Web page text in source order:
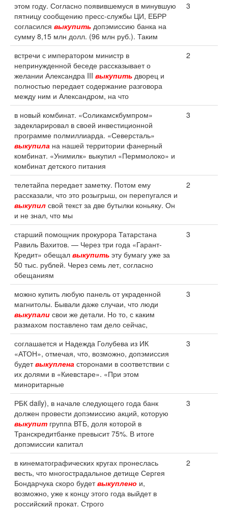
этом году. Согласно появившемуся в минувшую
пятницу сообщению пресс-службы ЦИ, ЕБРР
согласился выкупить допэмиссию банка на
сумму 8,15 млн долл. (96 млн руб.). Таким
3
встречи с императором министр в
непринужденной беседе рассказывает о
желании Александра III выкупить дворец и
полностью передает содержание разговора
между ним и Александром, на что
2
в новый комбинат. «Соликамскбумпром»
задекларировал в своей инвестиционной
программе полмиллиарда. «Северсталь»
выкупила на нашей территории фанерный
комбинат. «Унимилк» выкупил «Перммолоко» и
комбинат детского питания
3
телетайпа передает заметку. Потом ему
рассказали, что это розыгрыш, он перепугался и
выкупил свой текст за две бутылки коньяку. Он
и не знал, что мы
2
старший помощник прокурора Татарстана
Равиль Вахитов. — Через три года «Гарант-
Кредит» обещал выкупить эту бумагу уже за
50 тыс. рублей. Через семь лет, согласно
обещаниям
3
можно купить любую панель от украденной
магнитолы. Бывали даже случаи, что люди
выкупали свои же детали. Но то, с каким
размахом поставлено там дело сейчас,
3
соглашается и Надежда Голубева из ИК
«АТОН», отмечая, что, возможно, допэмиссия
будетвыкуплена сторонами в соответствии с
их долями в «Киевстаре». «При этом
миноритарные
3
РБК daily), в начале следующего года банк
должен провести допэмиссию акций, которую
выкупит группа ВТБ, доля которой в
Транскредитбанке превысит 75%. В итоге
допэмиссии капитал
3
в кинематографических кругах пронеслась
весть, что многострадальное детище Сергея
Бондарчука скоро будетвыкуплено и,
возможно, уже к концу этого года выйдет в
российский прокат. Строго
2